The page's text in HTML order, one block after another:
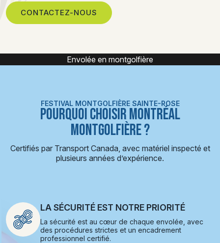
CONTACTEZ-NOUS
Expérience montgolfière
FESTIVAL MONTGOLFIÈRE SAINTE-ROSE
POURQUOI CHOISIR MONTRÉAL
MONTGOLFIÈRE ?
Certifiés par Transport Canada, avec matériel inspecté et
plusieurs années d’expérience.
LA SÉCURITÉ EST NOTRE PRIORITÉ
La sécurité est au cœur de chaque envolée, avec
des procédures strictes et un encadrement
professionnel certifié.